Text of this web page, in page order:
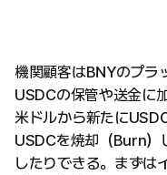
機関顧客はBNYのプラ
USDCの保管や送金に加
米ドルから新たに
USDCを焼却（Burn）
したりできる。まずは